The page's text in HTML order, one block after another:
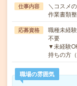
仕事内容
＼コスメ
作業書類
応募資格
職種未経
不要
▼未経験
持ちの方
職場の雰囲気